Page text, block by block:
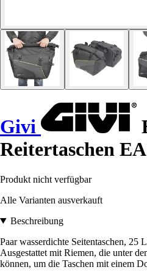
Givi
Reitertaschen
Produkt nicht verfügbar
Alle Varianten ausverkauft
Beschreibung
Paar wasserdichte Seitentaschen, 25
Ausgestattet mit Riemen, die unter
können, um die Taschen mit einem